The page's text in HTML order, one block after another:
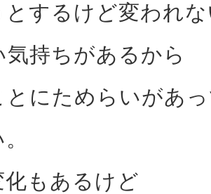
とするけど変われ
気持ちがあるから
とにためらいがあ
もあるけど